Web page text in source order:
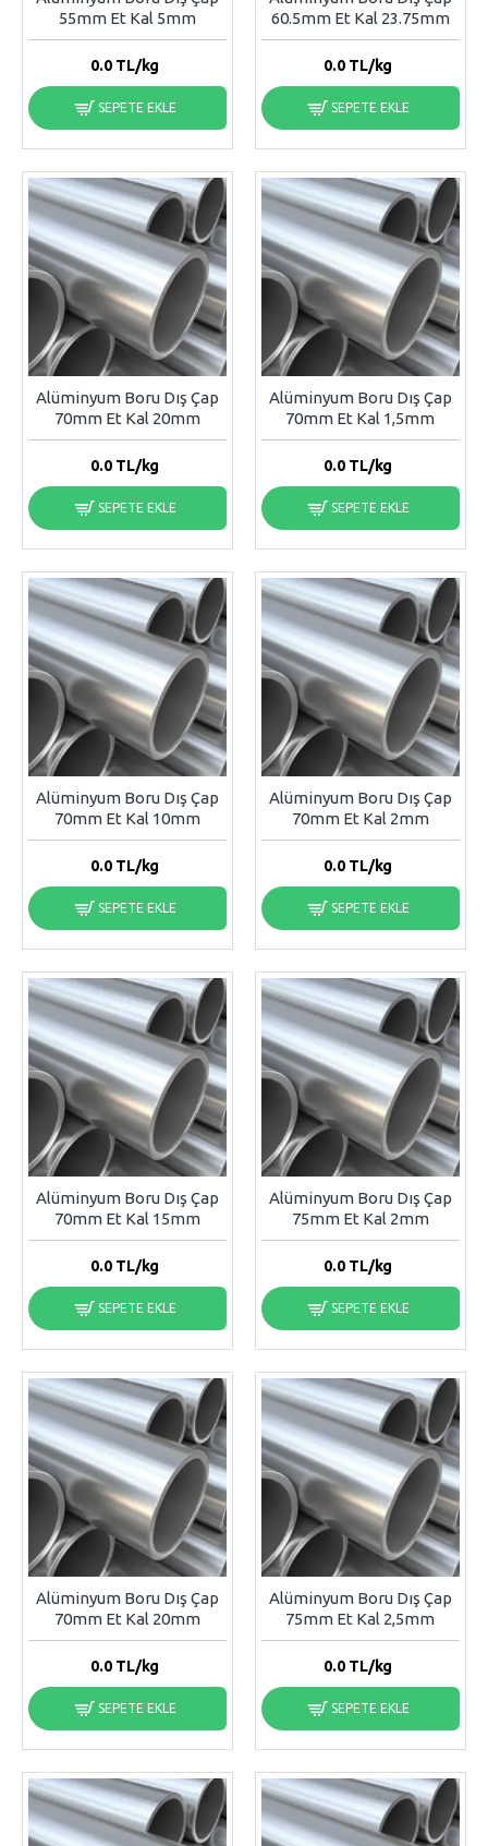
55mm Et Kal 5mm
0.0TL/kg
SEPETE EKLE
60.5mm Et Kal 23.75mm
0.0TL/kg
SEPETE EKLE
Alüminyum Boru Dış Çap
70mm Et Kal 20mm
0.0TL/kg
SEPETE EKLE
Alüminyum Boru Dış Çap
70mm Et Kal 1,5mm
0.0TL/kg
SEPETE EKLE
Alüminyum Boru Dış Çap
70mm Et Kal 10mm
0.0TL/kg
SEPETE EKLE
Alüminyum Boru Dış Çap
70mm Et Kal 2mm
0.0TL/kg
SEPETE EKLE
Alüminyum Boru Dış Çap
70mm Et Kal 15mm
0.0TL/kg
SEPETE EKLE
Alüminyum Boru Dış Çap
75mm Et Kal 2mm
0.0TL/kg
SEPETE EKLE
Alüminyum Boru Dış Çap
70mm Et Kal 20mm
0.0TL/kg
SEPETE EKLE
Alüminyum Boru Dış Çap
75mm Et Kal 2,5mm
0.0TL/kg
SEPETE EKLE